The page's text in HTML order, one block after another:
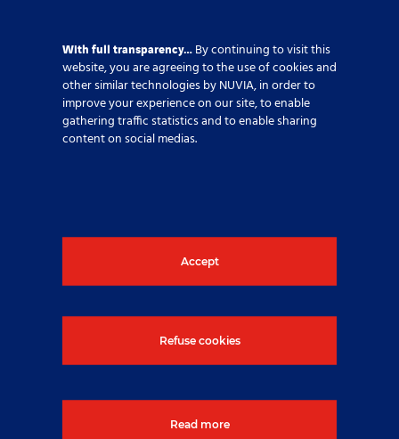
Brandschutz in der
Tschechischen Republik
With full transparency… By continuing to visit this
website, you are agreeing to the use of cookies and
other similar technologies by NUVIA, in order to
improve your experience on our site, to enable
gathering traffic statistics and to enable sharing
content on social medias.
Accept
Refuse cookies
Read more